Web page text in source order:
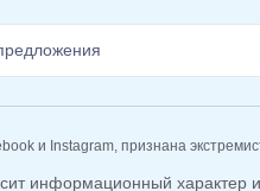
и Instagram, признана
информационный характер